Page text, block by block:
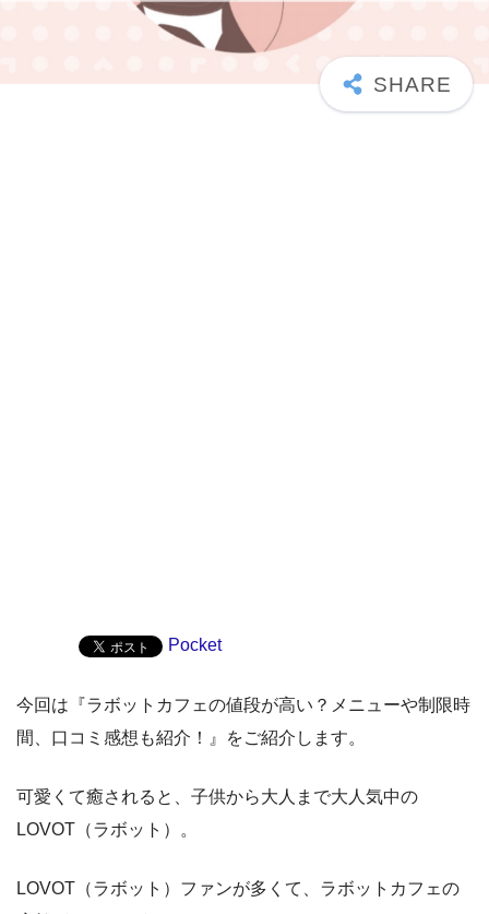
Pocket
今回は『ラボットカフェの値段が高い？メニューや制限時
間、口コミ感想も紹介！』をご紹介します。
可愛くて癒されると、子供から大人まで大人気中の
LOVOT（ラボット）。
LOVOT（ラボット）ファンが多くて、ラボットカフェの